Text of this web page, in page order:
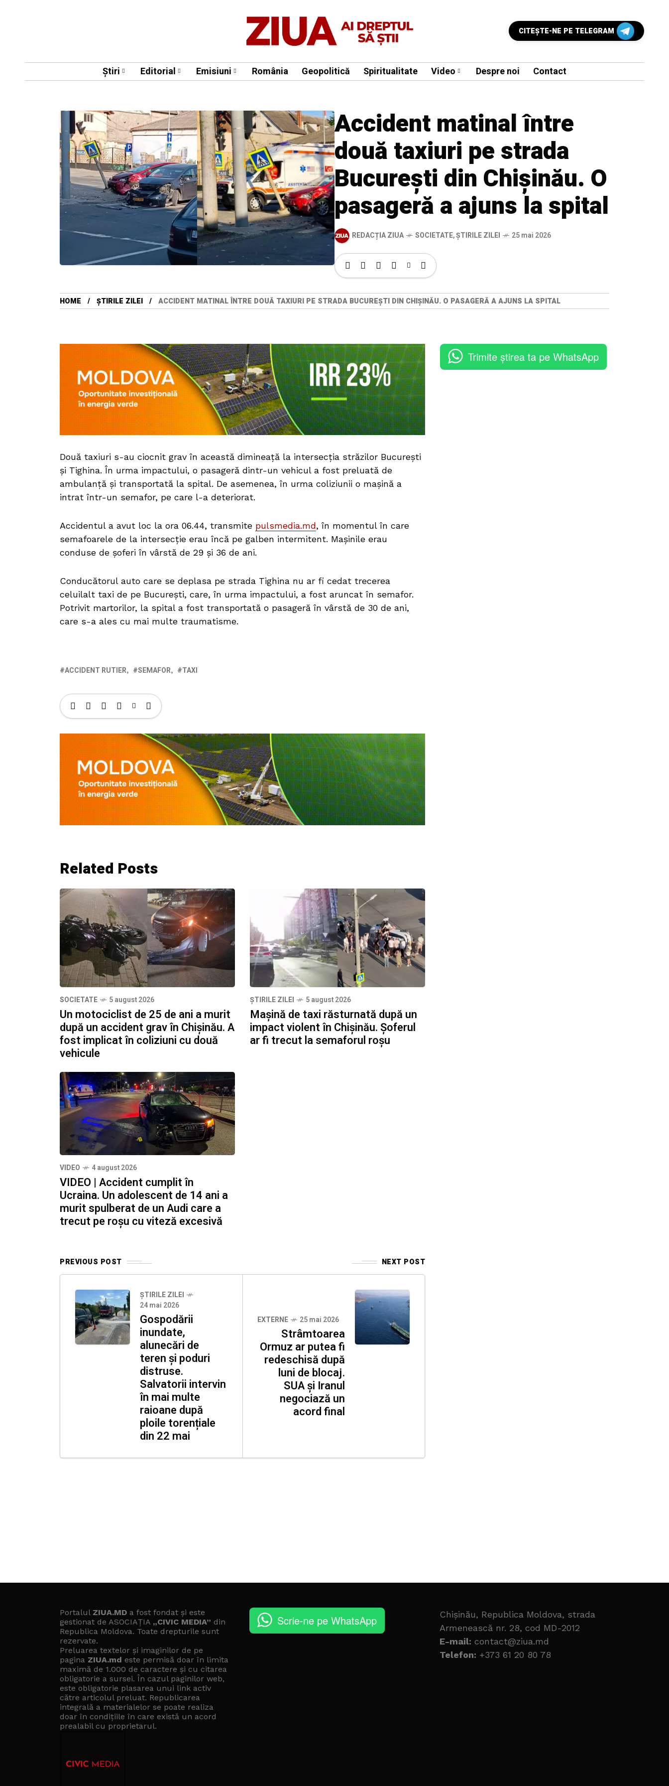
CITEŞTE-NE PE TELEGRAM
Știri Editorial Emisiuni România Geopolitică Spiritualitate Video Despre noi Contact
Accident matinal între
două taxiuri pe strada
București din Chișinău. O
pasageră a ajuns la spital
REDACȚIA ZIUA SOCIETATE,ȘTIRILE ZILEI 25 mai 2026
HOME ȘTIRILE ZILEI ACCIDENT MATINAL ÎNTRE DOUĂ TAXIURI PE STRADA BUCUREȘTI DIN CHIȘINĂU. O PASAGERĂ A AJUNS LA SPITAL
Două taxiuri s-au ciocnit grav în această dimineață la intersecția străzilor București
și Tighina. În urma impactului, o pasageră dintr-un vehicul a fost preluată de
ambulanță și transportată la spital. De asemenea, în urma coliziunii o mașină a
intrat într-un semafor, pe care l-a deteriorat.
Accidentul a avut loc la ora 06.44, transmite pulsmedia.md, în momentul în care
semafoarele de la intersecție erau încă pe galben intermitent. Mașinile erau
conduse de șoferi în vârstă de 29 și 36 de ani.
Conducătorul auto care se deplasa pe strada Tighina nu ar fi cedat trecerea
celuilalt taxi de pe București, care, în urma impactului, a fost aruncat în semafor.
Potrivit martorilor, la spital a fost transportată o pasageră în vârstă de 30 de ani,
care s-a ales cu mai multe traumatisme.
ACCIDENT RUTIER SEMAFOR TAXI
Related Posts
SOCIETATE 5 august 2026
Un motociclist de 25 de ani a murit
după un accident grav în Chișinău. A
fost implicat în coliziuni cu două
vehicule
ȘTIRILE ZILEI 5 august 2026
Mașină de taxi răsturnată după un
impact violent în Chișinău. Șoferul
ar fi trecut la semaforul roșu
VIDEO 4 august 2026
VIDEO | Accident cumplit în
Ucraina. Un adolescent de 14 ani a
murit spulberat de un Audi care a
trecut pe roșu cu viteză excesivă
PREVIOUS POST NEXT POST
ȘTIRILE ZILEI
24 mai 2026
Gospodării
inundate,
alunecări de
teren și poduri
distruse.
Salvatorii intervin
în mai multe
raioane după
ploile torențiale
din 22 mai
EXTERNE 25 mai 2026
Strâmtoarea
Ormuz ar putea fi
redeschisă după
luni de blocaj.
SUA și Iranul
negociază un
acord final
Trimite știrea ta pe WhatsApp
Portalul ZIUA.MD a fost fondat și este
gestionat de ASOCIAȚIA „CIVIC MEDIA” din
Republica Moldova. Toate drepturile sunt
rezervate.
Preluarea textelor și imaginilor de pe
pagina ZIUA.md este permisă doar în limita
maximă de 1.000 de caractere și cu citarea
obligatorie a sursei. În cazul paginilor web,
este obligatorie plasarea unui link activ
către articolul preluat. Republicarea
integrală a materialelor se poate realiza
doar în condițiile în care există un acord
prealabil cu proprietarul.
Scrie-ne pe WhatsApp
Chișinău, Republica Moldova, strada
Armenească nr. 28, cod MD-2012
E-mail: contact@ziua.md
Telefon: +373 61 20 80 78